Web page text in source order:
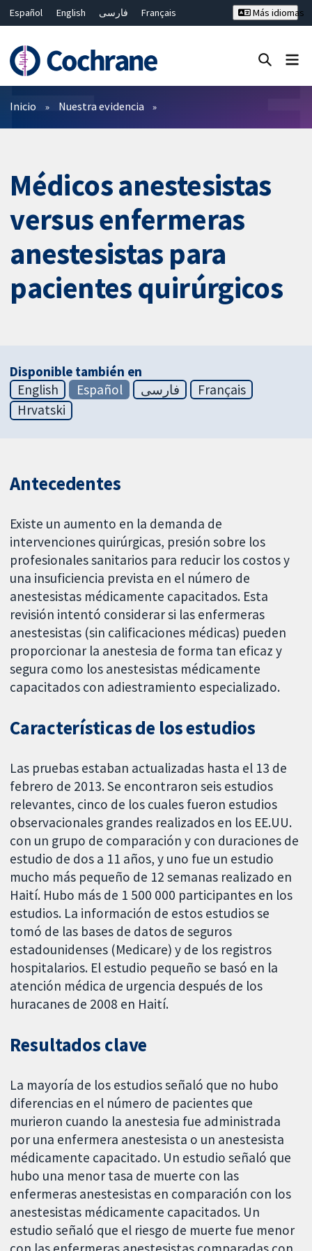
Español English فارسی
Français
Bahasa Malaysia
ไทย 繁體中文
Más idiomas
Filtros
Inicio Nuestra evidencia
Médicos anestesistas
versus enfermeras
anestesistas para
pacientes quirúrgicos
Disponible también en
English
Español فارسی
Français
Hrvatski
Antecedentes
Existe un aumento en la demanda de
intervenciones quirúrgicas, presión sobre los
profesionales sanitarios para reducir los costos y
una insuficiencia prevista en el número de
anestesistas médicamente capacitados. Esta
revisión intentó considerar si las enfermeras
anestesistas (sin calificaciones médicas) pueden
proporcionar la anestesia de forma tan eficaz y
segura como los anestesistas médicamente
capacitados con adiestramiento especializado.
Características de los estudios
Las pruebas estaban actualizadas hasta el 13 de
febrero de 2013. Se encontraron seis estudios
relevantes, cinco de los cuales fueron estudios
observacionales grandes realizados en los EE.UU.
con un grupo de comparación y con duraciones de
estudio de dos a 11 años, y uno fue un estudio
mucho más pequeño de 12 semanas realizado en
Haití. Hubo más de 1 500 000 participantes en los
estudios. La información de estos estudios se
tomó de las bases de datos de seguros
estadounidenses (Medicare) y de los registros
hospitalarios. El estudio pequeño se basó en la
atención médica de urgencia después de los
huracanes de 2008 en Haití.
Resultados clave
La mayoría de los estudios señaló que no hubo
diferencias en el número de pacientes que
murieron cuando la anestesia fue administrada
por una enfermera anestesista o un anestesista
médicamente capacitado. Un estudio señaló que
hubo una menor tasa de muerte con las
enfermeras anestesistas en comparación con los
anestesistas médicamente capacitados. Un
estudio señaló que el riesgo de muerte fue menor